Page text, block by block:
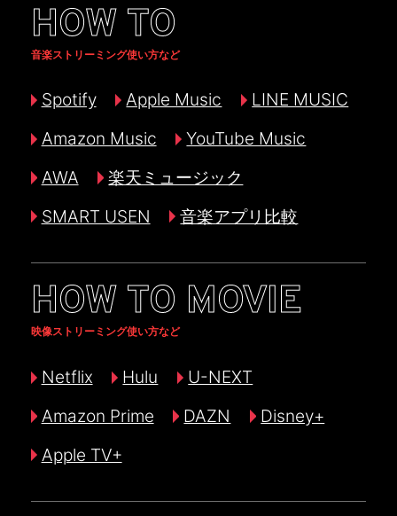
HOW TO
音楽ストリーミング使い方など
Spotify Apple Music
LINE MUSIC
Amazon Music
YouTube Music
AWA
楽天ミュージック
SMART USEN
音楽アプリ比較
HOW TO MOVIE
映像ストリーミング使い方など
Netflix Hulu
U-NEXT
Amazon Prime
DAZN
Disney+
Apple TV+